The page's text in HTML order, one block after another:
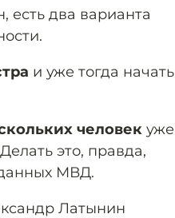
есть два варианта
и уже тогда начать
человек уже
это, правда,
МВД.
Латынин